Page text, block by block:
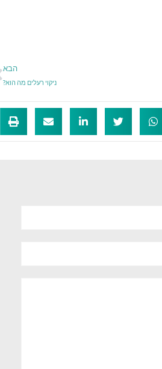
הבא
ניקוי רעלים מה הוא?